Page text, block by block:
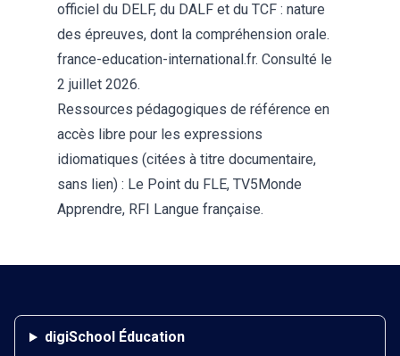
officiel du DELF, du DALF et du TCF : nature
des épreuves, dont la compréhension orale.
france-education-international.fr. Consulté le
2 juillet 2026.
Ressources pédagogiques de référence en
accès libre pour les expressions
idiomatiques (citées à titre documentaire,
sans lien) : Le Point du FLE, TV5Monde
Apprendre, RFI Langue française.
digiSchool Éducation